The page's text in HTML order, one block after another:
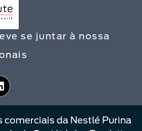
se juntar à nossa
LinkedIn
comerciais da Nestlé Purina